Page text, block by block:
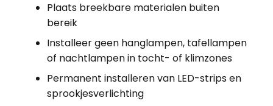
Plaats breekbare materialen buiten
bereik
Installeer geen hanglampen, tafellampen
of nachtlampen in tocht- of klimzones
Permanent installeren van LED-strips en
sprookjesverlichting